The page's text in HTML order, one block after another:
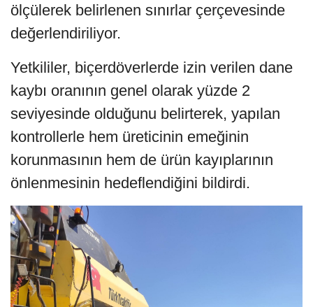
ölçülerek belirlenen sınırlar çerçevesinde
değerlendiriliyor.
Yetkililer, biçerdöverlerde izin verilen dane
kaybı oranının genel olarak yüzde 2
seviyesinde olduğunu belirterek, yapılan
kontrollerle hem üreticinin emeğinin
korunmasının hem de ürün kayıplarının
önlenmesinin hedeflendiğini bildirdi.